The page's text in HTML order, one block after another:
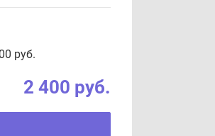
руб.
2 400 руб.